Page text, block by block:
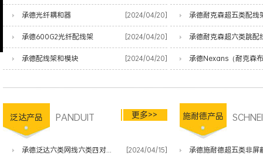
承德光纤耦和器 [2024/04/20]
承德600G2光纤配线架 [2024/04/20]
承德配线架和模块 [2024/04/20]
承德耐克森超五类配线
泛达产品 PANDUIT 更多>>
承德泛达六类网线六类四对非屏蔽双绞线 [2024/04/15]
施耐德产品
承德施耐德超五类非屏